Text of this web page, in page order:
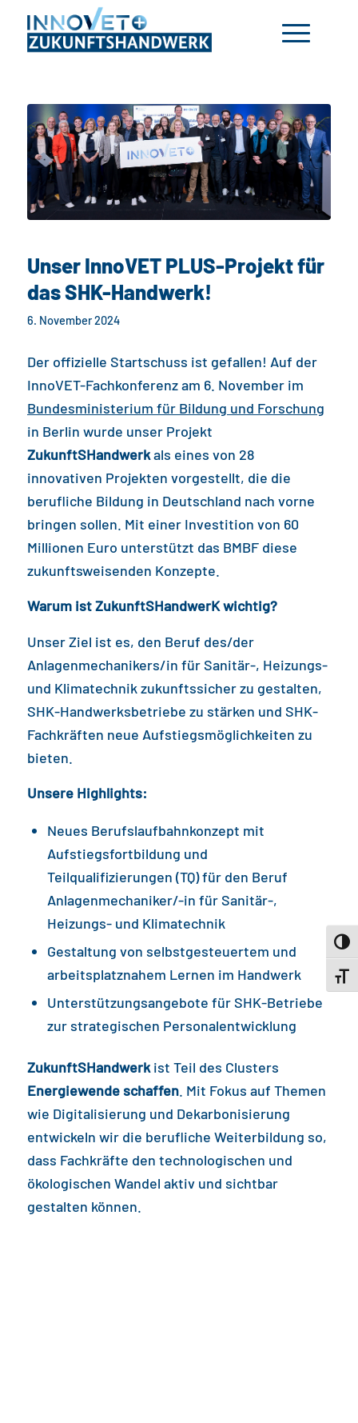
Unser InnoVET PLUS-Projekt für
das SHK-Handwerk!
6. November 2024
Der offizielle Startschuss ist gefallen! Auf der
InnoVET-Fachkonferenz am 6. November im
Bundesministerium für Bildung und Forschung
in Berlin wurde unser Projekt
ZukunftSHandwerkals eines von 28
innovativen Projekten vorgestellt, die die
berufliche Bildung in Deutschland nach vorne
bringen sollen. Mit einer Investition von 60
Millionen Euro unterstützt das BMBF diese
zukunftsweisenden Konzepte.
Warum ist ZukunftSHandwerK wichtig?
Unser Ziel ist es, den Beruf des/der
Anlagenmechanikers/in für Sanitär-, Heizungs-
und Klimatechnik zukunftssicher zu gestalten,
SHK-Handwerksbetriebe zu stärken und SHK-
Fachkräften neue Aufstiegsmöglichkeiten zu
bieten.
Unsere Highlights:
Neues Berufslaufbahnkonzept mit
Aufstiegsfortbildung und
Teilqualifizierungen (TQ) für den Beruf
Anlagenmechaniker/-in für Sanitär-,
Heizungs- und Klimatechnik
Gestaltung von selbstgesteuertem und
arbeitsplatznahem Lernen im Handwerk
Unterstützungsangebote für SHK-Betriebe
zur strategischen Personalentwicklung
ZukunftSHandwerkist Teil des Clusters
Energiewende schaffen. Mit Fokus auf Themen
wie Digitalisierung und Dekarbonisierung
entwickeln wir die berufliche Weiterbildung so,
dass Fachkräfte den technologischen und
ökologischen Wandel aktiv und sichtbar
gestalten können.